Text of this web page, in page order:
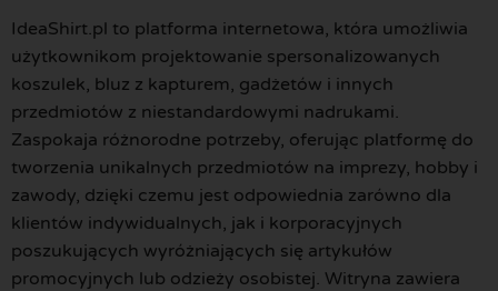
IdeaShirt.pl to platforma internetowa, która umożliwia
użytkownikom projektowanie spersonalizowanych
koszulek, bluz z kapturem, gadżetów i innych
przedmiotów z niestandardowymi nadrukami.
Zaspokaja różnorodne potrzeby, oferując platformę do
tworzenia unikalnych przedmiotów na imprezy, hobby i
zawody, dzięki czemu jest odpowiednia zarówno dla
klientów indywidualnych, jak i korporacyjnych
poszukujących wyróżniających się artykułów
promocyjnych lub odzieży osobistej. Witryna zawiera